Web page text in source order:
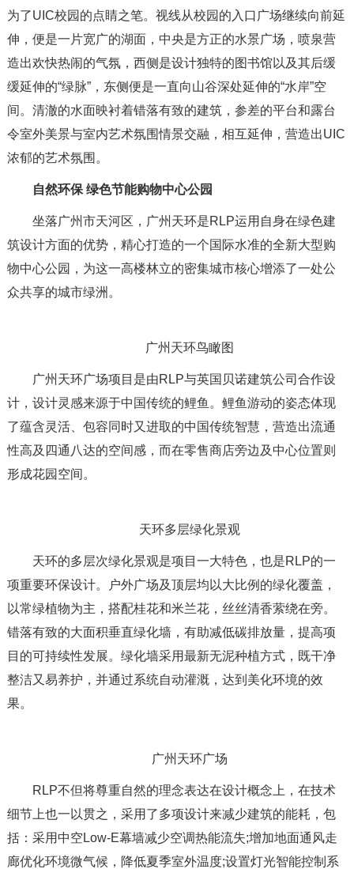
为了UIC校园的点睛之笔。视线从校园的入口广场继续向前延
伸，便是一片宽广的湖面，中央是方正的水景广场，喷泉营
造出欢快热闹的气氛，西侧是设计独特的图书馆以及其后缓
缓延伸的“绿脉”，东侧便是一直向山谷深处延伸的“水岸”空
间。清澈的水面映衬着错落有致的建筑，参差的平台和露台
令室外美景与室内艺术氛围情景交融，相互延伸，营造出UIC
浓郁的艺术氛围。
自然环保 绿色节能购物中心公园
坐落广州市天河区，广州天环是RLP运用自身在绿色建
筑设计方面的优势，精心打造的一个国际水准的全新大型购
物中心公园，为这一高楼林立的密集城市核心增添了一处公
众共享的城市绿洲。
广州天环鸟瞰图
广州天环广场项目是由RLP与英国贝诺建筑公司合作设
计，设计灵感来源于中国传统的鲤鱼。鲤鱼游动的姿态体现
了蕴含灵活、包容同时又进取的中国传统智慧，营造出流通
性高及四通八达的空间感，而在零售商店旁边及中心位置则
形成花园空间。
天环多层绿化景观
天环的多层次绿化景观是项目一大特色，也是RLP的一
项重要环保设计。户外广场及顶层均以大比例的绿化覆盖，
以常绿植物为主，搭配桂花和米兰花，丝丝清香萦绕在旁。
错落有致的大面积垂直绿化墙，有助减低碳排放量，提高项
目的可持续性发展。绿化墙采用最新无泥种植方式，既干净
整洁又易养护，并通过系统自动灌溉，达到美化环境的效
果。
广州天环广场
RLP不但将尊重自然的理念表达在设计概念上，在技术
细节上也一以贯之，采用了多项设计来减少建筑的能耗，包
括：采用中空Low-E幕墙减少空调热能流失;增加地面通风走
廊优化环境微气候，降低夏季室外温度;设置灯光智能控制系